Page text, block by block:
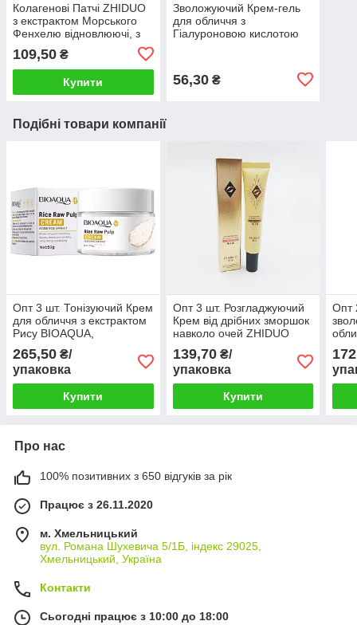
Колагенові Патчі ZHIDUO
з екстрактом Морського
Фенхелю відновлюючі, з
Гіалуроновою кислотою та
Вітаміном Е, 60шт
109,50 ₴
Купити
Зволожуючий Крем-гель
для обличчя з
Гіалуроновою кислотою
56,30₴
Подібні товари компанії
Опт 3 шт. Тонізуючий Крем
для обличчя з екстрактом
Рису BIOAQUA,
стимуляція вироблення
Колагену та молодість
шкіри, 50г
265,50 ₴/
упаковка
Купити
Опт 3 шт. Розгладжуючий
Крем від дрібних зморшок
навколо очей ZHIDUO
поживний крем для повік з
Пептидом Ікри, 30г
139,70₴/
упаковка
Купити
Опт
Про нас
100% позитивних з 650 відгуків за рік
Працює з 26.11.2020
м. Хмельницький
вул. Романа Шухевича 5/1Б, індекс 29025,
Хмельницький, Україна
Контакти
Сьогодні працює з 10:00 до 18:00